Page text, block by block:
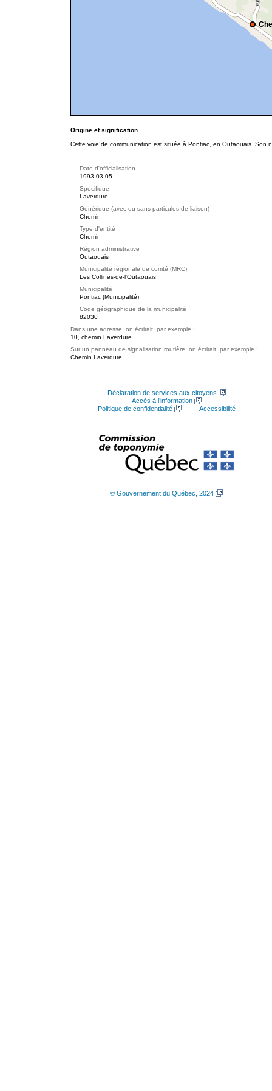
Origine et signification
Cette voie de communication est située à Pontiac, en Outaouais. Son
Date d'officialisation
1993-03-05
Spécifique
Laverdure
Générique (avec ou sans particules de liaison)
Chemin
Type d'entité
Chemin
Région administrative
Outaouais
Municipalité régionale de comté (MRC)
Les Collines-de-l'Outaouais
Municipalité
Pontiac (Municipalité)
Code géographique de la municipalité
82030
Dans une adresse, on écrirait, par exemple :
10, chemin Laverdure
Sur un panneau de signalisation routière, on écrirait, par exemple :
Chemin Laverdure
Déclaration de services aux citoyens
Accès à l’information
Politique de confidentialité
Accessibilité
© Gouvernement du Québec, 2024